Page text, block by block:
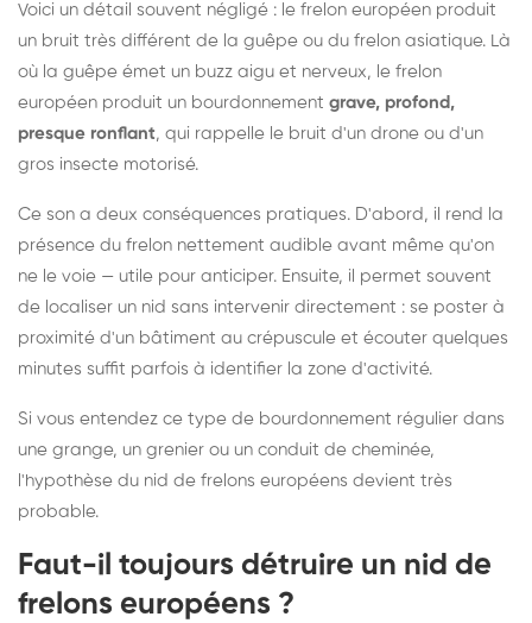
Voici un détail souvent négligé : le frelon européen produit
un bruit très différent de la guêpe ou du frelon asiatique. Là
où la guêpe émet un buzz aigu et nerveux, le frelon
européen produit un bourdonnement grave, profond,
presque ronflant, qui rappelle le bruit d'un drone ou d'un
gros insecte motorisé.
Ce son a deux conséquences pratiques. D'abord, il rend la
présence du frelon nettement audible avant même qu'on
ne le voie — utile pour anticiper. Ensuite, il permet souvent
de localiser un nid sans intervenir directement : se poster à
proximité d'un bâtiment au crépuscule et écouter quelques
minutes suffit parfois à identifier la zone d'activité.
Si vous entendez ce type de bourdonnement régulier dans
une grange, un grenier ou un conduit de cheminée,
l'hypothèse du nid de frelons européens devient très
probable.
Faut-il toujours détruire un nid de
frelons européens ?